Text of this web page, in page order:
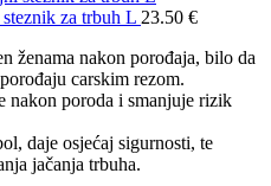
za trbuh L 23.50 €
ženama nakon porođaja, bilo da
carskim rezom.
nakon poroda i smanjuje rizik
daje osjećaj sigurnosti, te
jačanja trbuha.